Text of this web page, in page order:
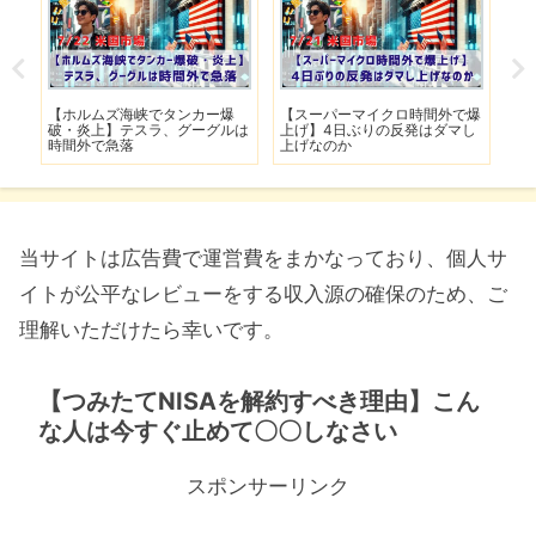
【ホルムズ海峡でタンカー爆
破・炎上】テスラ、グーグルは
時間外で急落
【スーパーマイクロ時間外で爆
上げ】4日ぶりの反発はダマし
上げなのか
当サイトは広告費で運営費をまかなっており、個人サ
イトが公平なレビューをする収入源の確保のため、ご
理解いただけたら幸いです。
【つみたてNISAを解約すべき理由】こん
な人は今すぐ止めて〇〇しなさい
スポンサーリンク